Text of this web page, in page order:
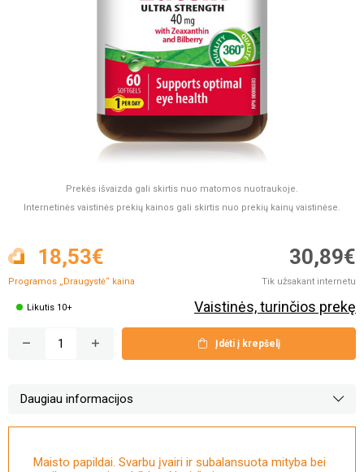
Prekės išvaizda gali skirtis nuo matomos nuotraukoje.
Internetinės vaistinės prekių kainos gali skirtis nuo prekių kainų vaistinėse.
18,53€
Programos „Draugystė“ kaina
30,89€
Tik užsakant internetu
Likutis 10+ Vaistinės, turinčios prekę
Įdėti į krepšelį
Daugiau informacijos
Maisto papildai. Svarbu įvairi ir subalansuota mityba bei